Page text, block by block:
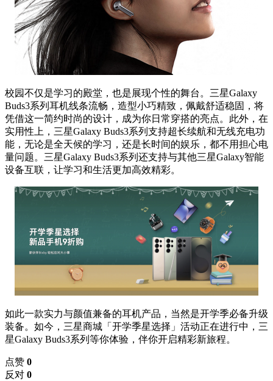
校园不仅是学习的殿堂，也是展现个性的舞台。三星Galaxy
Buds3系列耳机线条流畅，造型小巧精致，佩戴舒适稳固，将
凭借这一简约时尚的设计，成为你日常穿搭的亮点。此外，在
实用性上，三星Galaxy Buds3系列支持超长续航和无线充电功
能，无论是全天候的学习，还是长时间的娱乐，都不用担心电
量问题。三星Galaxy Buds3系列还支持与其他三星Galaxy智能
设备互联，让学习和生活更加高效精彩。
如此一款实力与颜值兼备的耳机产品，当然是开学季必备升级
装备。如今，三星商城「开学季星选择」活动正在进行中，三
星Galaxy Buds3系列等你体验，伴你开启精彩新旅程。
点赞 0
反对 0